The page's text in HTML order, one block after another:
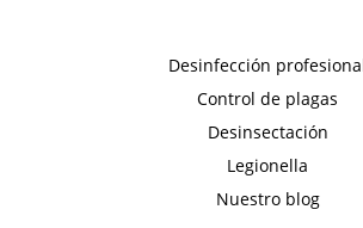
Desinfección
Control de plagas
Desinsectación
Legionella
Nuestro blog